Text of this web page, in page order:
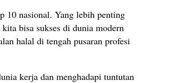
10 nasional. Yang lebih penting
bisa sukses di dunia modern
halal di tengah pusaran profesi
kerja dan menghadapi tuntutan